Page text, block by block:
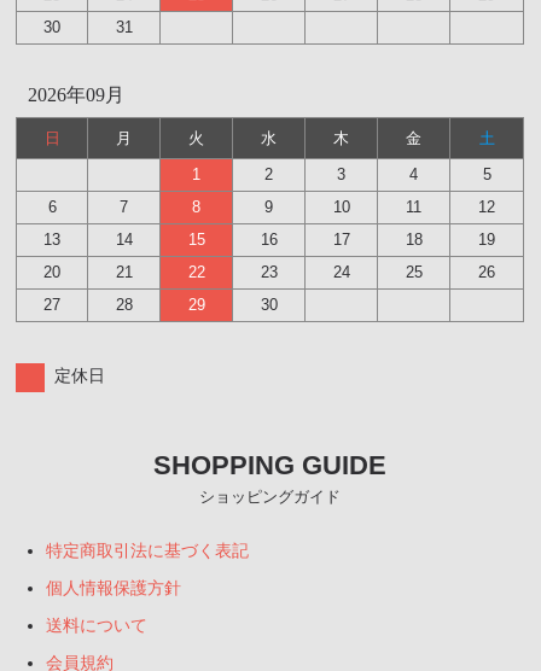
30
31
2026年09月
日 月 火 水 木 金
土
1
2 3 4
5
6
7 8 9 10 11
12
13
14 15 16 17 18
19
20
21 22 23 24 25
26
27
28 29 30
定休日
SHOPPING GUIDE
ショッピングガイド
特定商取引法に基づく表記
個人情報保護方針
送料について
会員規約